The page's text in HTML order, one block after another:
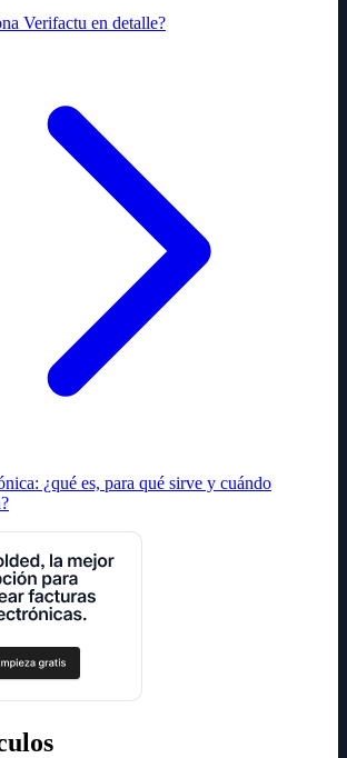
Verifactu en detalle?
¿qué es, para qué sirve y cuándo